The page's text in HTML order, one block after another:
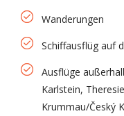
Wanderungen
Schiffausflüg auf
Ausflüge
Karlstein,
Krummau/Český